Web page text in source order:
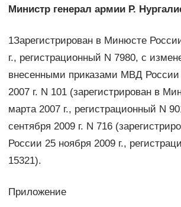
Министр генерал армии Р.
1Зарегистрирован в Минюсте
г., регистрационный N 7980, с
внесенными приказами МВД России
2007 г. N 101 (зарегистрирован в
марта 2007 г., регистрационный N
сентября 2009 г. N 716
России 25 ноября 2009 г.,
15321).
Приложение